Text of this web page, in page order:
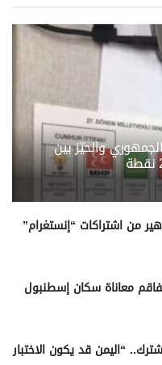
والحيّز بين
من اشتراكات “إنستغرام”
معاناة سكان إسطنبول
“اليمن قد يكون الاختبار